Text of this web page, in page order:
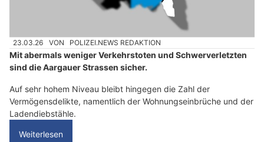
23.03.26 VON POLIZEI.NEWS REDAKTION
Mit abermals weniger Verkehrstoten und Schwerverletzten
sind die Aargauer Strassen sicher.
Auf sehr hohem Niveau bleibt hingegen die Zahl der
Vermögensdelikte, namentlich der Wohnungseinbrüche und der
Ladendiebstähle.
Weiterlesen